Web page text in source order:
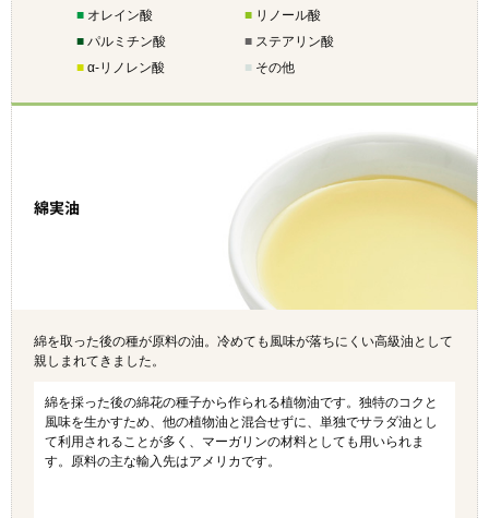
■オレイン酸 ■リノール酸
■パルミチン酸 ■ステアリン酸
■α-リノレン酸 ■ その他
綿実油
綿を取った後の種が原料の油。冷めても風味が落ちにくい高級油として
親しまれてきました。
綿を採った後の綿花の種子から作られる植物油です。独特のコクと
風味を生かすため、他の植物油と混合せずに、単独でサラダ油とし
て利用されることが多く、マーガリンの材料としても用いられま
す。原料の主な輸入先はアメリカです。